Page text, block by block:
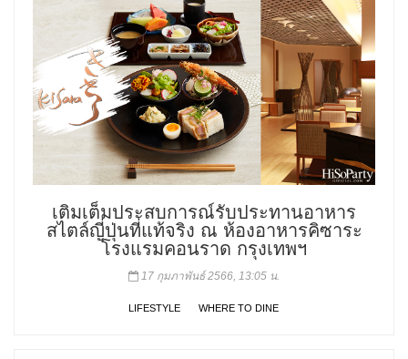
เติมเต็มประสบการณ์รับประทานอาหาร
สไตล์ญี่ปุ่นที่แท้จริง ณ ห้องอาหารคิซาระ
โรงแรมคอนราด กรุงเทพฯ
17 กุมภาพันธ์ 2566, 13:05 น.
LIFESTYLE WHERE TO DINE